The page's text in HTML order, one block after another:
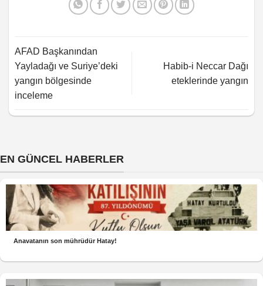
AFAD Başkanından
Yayladağı ve Suriye’deki
yangın bölgesinde
inceleme
Habib-i Neccar Dağı
eteklerinde yangın
EN GÜNCEL HABERLER
Anavatanın son mührüdür Hatay!